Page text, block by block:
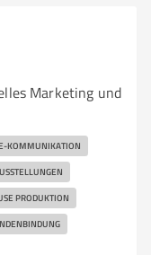
Marketing und
KOMMUNIKATION
PRODUKTION